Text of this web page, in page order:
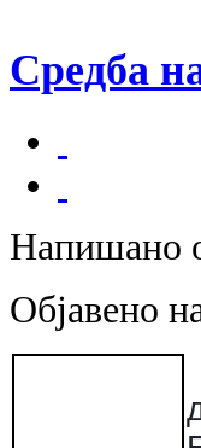
Средба
Напишано
Објавено